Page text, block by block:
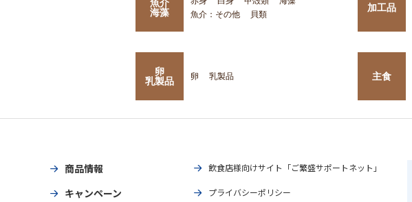
魚介
海藻
魚介：その他
貝類
加工品
卵
乳製品
卵 乳製品 主食
商品情報
キャンペーン
飲食店様向けサイト「ご繁盛サポートネット」
プライバシーポリシー